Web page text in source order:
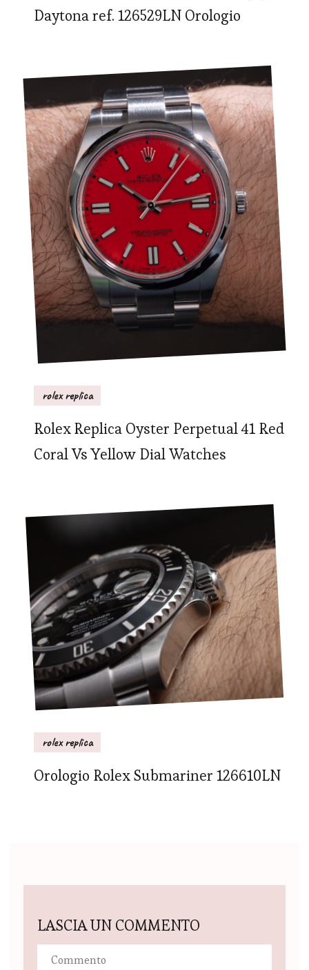
Daytona ref. 126529LN Orologio
rolex replica
Rolex Replica Oyster Perpetual 41 Red
Coral Vs Yellow Dial Watches
rolex replica
Orologio Rolex Submariner 126610LN
LASCIA UN COMMENTO